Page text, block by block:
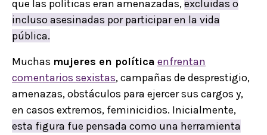
que las políticas eran amenazadas,excluidas o
incluso asesinadas por participar en la vida
pública.
Muchas mujeres en política enfrentan
comentarios sexistas, campañas de desprestigio,
amenazas, obstáculos para ejercer sus cargos y,
en casos extremos, feminicidios. Inicialmente,
esta figura fue pensada como una herramienta